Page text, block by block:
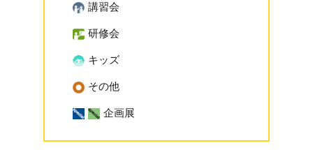
講習会
研修会
キッズ
その他
企画展